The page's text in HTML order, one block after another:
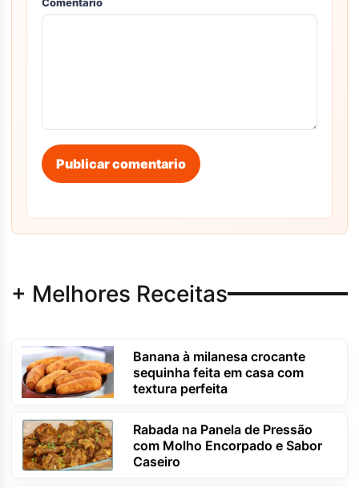
Comentario
Publicar comentario
+ Melhores Receitas
Banana à milanesa crocante
sequinha feita em casa com
textura perfeita
Rabada na Panela de Pressão
com Molho Encorpado e Sabor
Caseiro